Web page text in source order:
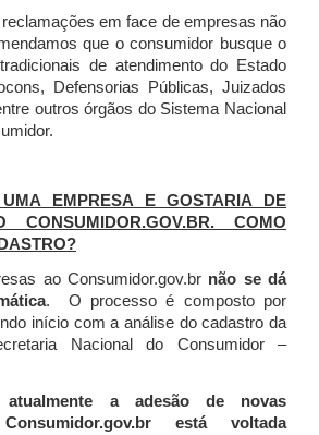
em face de empresas não
que o consumidor busque o
de atendimento do Estado
Defensorias Públicas, Juizados
outros órgãos do Sistema Nacional
EMPRESA E GOSTARIA DE
CONSUMIDOR.GOV.BR. COMO
ao Consumidor.gov.br não se dá
. O processo é composto por
início com a análise do cadastro da
Nacional do Consumidor –
atualmente a adesão de novas
está voltada